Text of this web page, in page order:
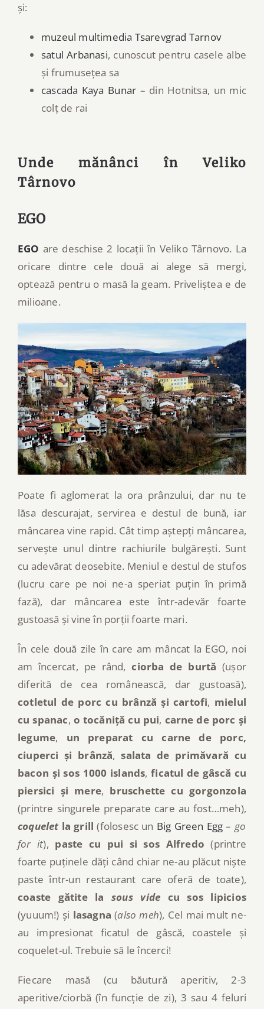
și:
muzeul multimedia Tsarevgrad Tarnov
satul Arbanasi, cunoscut pentru casele albe
și frumusețea sa
cascada Kaya Bunar – din Hotnitsa, un mic
colț de rai
Unde mănânci în Veliko
Târnovo
EGO
EGO are deschise 2 locații în Veliko Târnovo. La
oricare dintre cele două ai alege să mergi,
optează pentru o masă la geam. Priveliștea e de
milioane.
Poate fi aglomerat la ora prânzului, dar nu te
lăsa descurajat, servirea e destul de bună, iar
mâncarea vine rapid. Cât timp aștepți mâncarea,
servește unul dintre rachiurile bulgărești. Sunt
cu adevărat deosebite. Meniul e destul de stufos
(lucru care pe noi ne-a speriat puțin în primă
fază), dar mâncarea este într-adevăr foarte
gustoasă și vine în porții foarte mari.
În cele două zile în care am mâncat la EGO, noi
am încercat, pe rând,ciorba de burtă (ușor
diferită de cea românească, dar gustoasă),
cotletul de porc cu brânză și cartofi, mielul
cu spanac, o tocăniță cu pui, carne de porc și
legume, un preparat cu carne de porc,
ciuperci și brânză, salata de primăvară cu
bacon și sos 1000 islands,ficatul de gâscă cu
piersici și mere, bruschette cu gorgonzola
(printre singurele preparate care au fost…meh),
coqueletla grill (folosesc un Big Green Egg – go
for it), paste cu pui si sos Alfredo (printre
foarte puținele dăți când chiar ne-au plăcut niște
paste într-un restaurant care oferă de toate),
coaste gătite lasous vide cu sos lipicios
(yuuum!) și lasagna (also meh), Cel mai mult ne-
au impresionat ficatul de gâscă, coastele și
coquelet-ul. Trebuie să le încerci!
Fiecare masă (cu băutură aperitiv, 2-3
aperitive/ciorbă (în funcție de zi), 3 sau 4 feluri